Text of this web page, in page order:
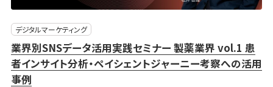
デジタルマーケティング
業界別SNSデータ活用実践セミナー 製薬業界 vol.1 患
者インサイト分析・ペイシェントジャーニー考察への活用
事例